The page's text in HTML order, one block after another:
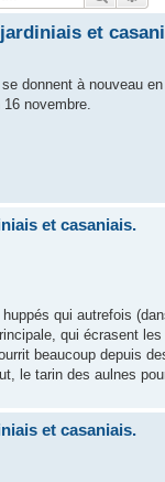
et
donnent à nouveau
novembre.
et casaniais.
qui autrefois
qui écrasent
beaucoup depuis
le tarin des aulnes
et casaniais.